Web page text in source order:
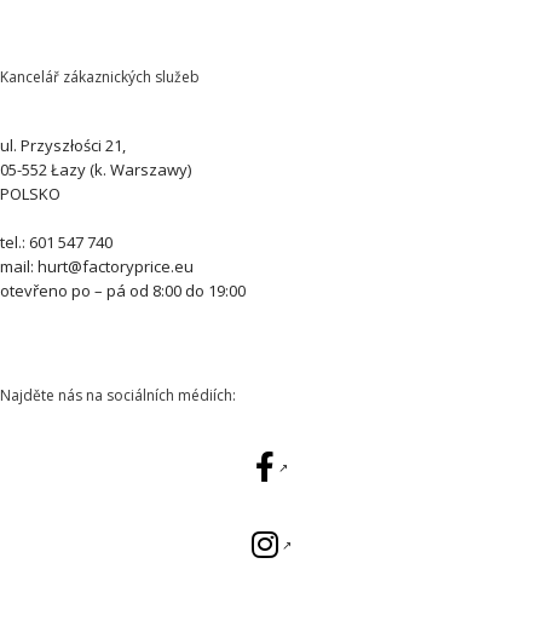
Kancelář zákaznických služeb
ul. Przyszłości 21,
05-552 Łazy (k. Warszawy)
POLSKO
tel.: 601 547 740
mail: hurt@factoryprice.eu
otevřeno po – pá od 8:00 do 19:00
Najděte nás na sociálních médiích: